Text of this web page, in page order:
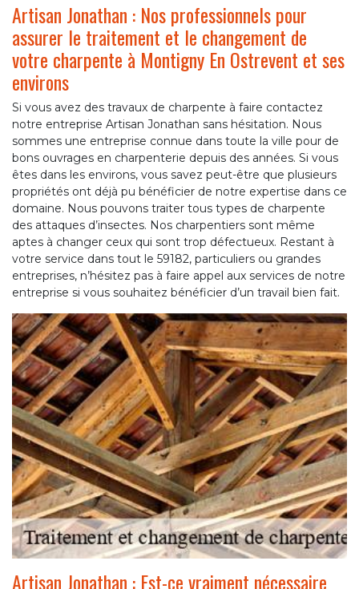
Artisan Jonathan : Nos professionnels pour
assurer le traitement et le changement de
votre charpente à Montigny En Ostrevent et ses
environs
Si vous avez des travaux de charpente à faire contactez
notre entreprise Artisan Jonathan sans hésitation. Nous
sommes une entreprise connue dans toute la ville pour de
bons ouvrages en charpenterie depuis des années. Si vous
êtes dans les environs, vous savez peut-être que plusieurs
propriétés ont déjà pu bénéficier de notre expertise dans ce
domaine. Nous pouvons traiter tous types de charpente
des attaques d’insectes. Nos charpentiers sont même
aptes à changer ceux qui sont trop défectueux. Restant à
votre service dans tout le 59182, particuliers ou grandes
entreprises, n’hésitez pas à faire appel aux services de notre
entreprise si vous souhaitez bénéficier d’un travail bien fait.
Artisan Jonathan : Est-ce vraiment nécessaire